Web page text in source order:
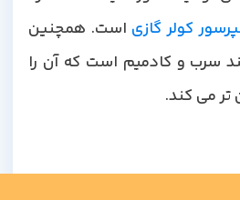
کولر گازیاست. همچنین
و کادمیم است که آن را
کند.